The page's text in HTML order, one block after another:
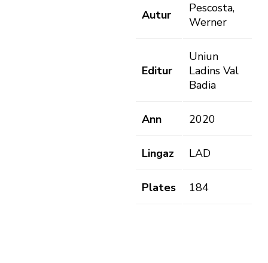
Autur
Pescosta,
Werner
Editur
Uniun
Ladins Val
Badia
Ann 2020
Lingaz LAD
Plates 184